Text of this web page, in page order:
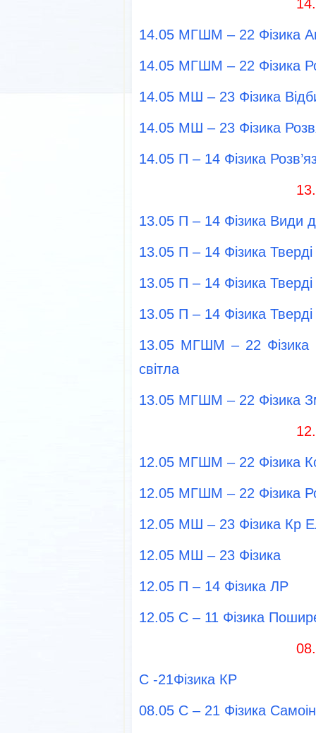
14.05 МГШМ – 22 Фізика
14.05 МГШМ – 22 Фізика
14.05 МШ – 23 Фізика
14.05 МШ – 23 Фізика
14.05 П – 14 Фізика
13.05 П – 14 Фізика Види
13.05 П – 14 Фізика Тверді
13.05 П – 14 Фізика Тверді
13.05 П – 14 Фізика Тверді
13.05 МГШМ – 22 Фізика
свiтла
13.05 МГШМ – 22 Фізика
12.05 МГШМ – 22 Фізика
12.05 МГШМ – 22 Фізика
12.05 МШ – 23 Фізика Кр
12.05 МШ – 23 Фізика
12.05 П – 14 Фізика ЛР
12.05 С – 11 Фізика
С -21Фізика КР
08.05 С – 21 Фізика